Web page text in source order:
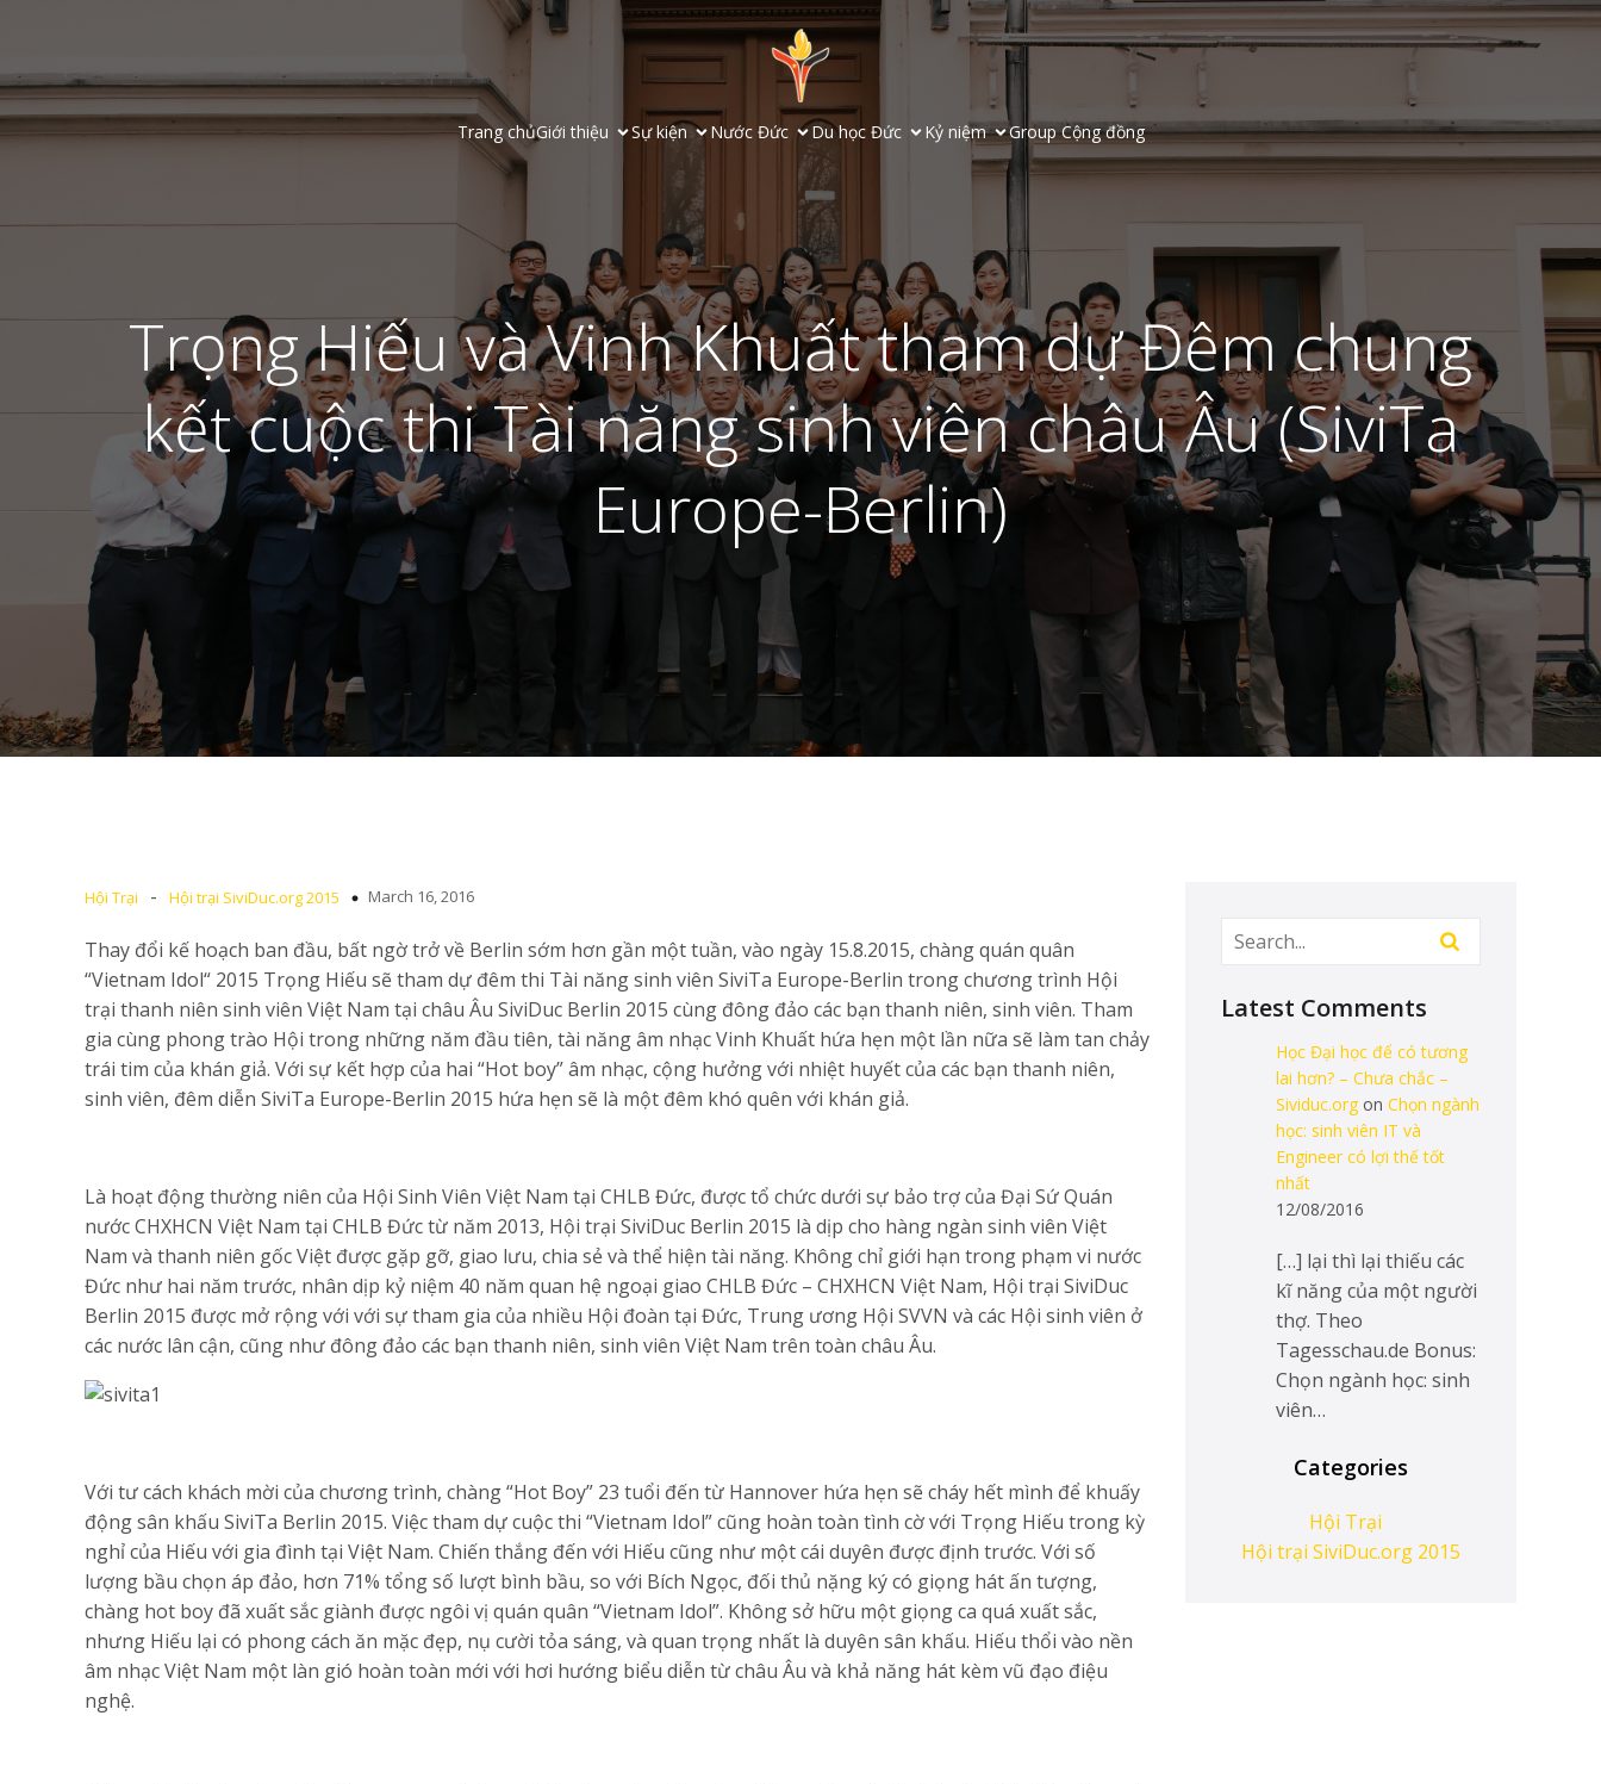
Trang chủGiới thiệu Sự kiện Nước Đức Du học Đức Kỷ niệm Group Cộng đồng
Trọng Hiếu và Vinh Khuất tham dự Đêm chung
kết cuộc thi Tài năng sinh viên châu Âu (SiviTa
Europe-Berlin)
Hội Trại - Hội trại SiviDuc.org 2015 March 16, 2016
Thay đổi kế hoạch ban đầu, bất ngờ trở về Berlin sớm hơn gần một tuần, vào ngày 15.8.2015, chàng quán quân
“Vietnam Idol“ 2015 Trọng Hiếu sẽ tham dự đêm thi Tài năng sinh viên SiviTa Europe-Berlin trong chương trình Hội
trại thanh niên sinh viên Việt Nam tại châu Âu SiviDuc Berlin 2015 cùng đông đảo các bạn thanh niên, sinh viên. Tham
gia cùng phong trào Hội trong những năm đầu tiên, tài năng âm nhạc Vinh Khuất hứa hẹn một lần nữa sẽ làm tan chảy
trái tim của khán giả. Với sự kết hợp của hai “Hot boy” âm nhạc, cộng hưởng với nhiệt huyết của các bạn thanh niên,
sinh viên, đêm diễn SiviTa Europe-Berlin 2015 hứa hẹn sẽ là một đêm khó quên với khán giả.
Là hoạt động thường niên của Hội Sinh Viên Việt Nam tại CHLB Đức, được tổ chức dưới sự bảo trợ của Đại Sứ Quán
nước CHXHCN Việt Nam tại CHLB Đức từ năm 2013, Hội trại SiviDuc Berlin 2015 là dịp cho hàng ngàn sinh viên Việt
Nam và thanh niên gốc Việt được gặp gỡ, giao lưu, chia sẻ và thể hiện tài năng. Không chỉ giới hạn trong phạm vi nước
Đức như hai năm trước, nhân dịp kỷ niệm 40 năm quan hệ ngoại giao CHLB Đức – CHXHCN Việt Nam, Hội trại SiviDuc
Berlin 2015 được mở rộng với với sự tham gia của nhiều Hội đoàn tại Đức, Trung ương Hội SVVN và các Hội sinh viên ở
các nước lân cận, cũng như đông đảo các bạn thanh niên, sinh viên Việt Nam trên toàn châu Âu.
Với tư cách khách mời của chương trình, chàng “Hot Boy” 23 tuổi đến từ Hannover hứa hẹn sẽ cháy hết mình để khuấy
động sân khấu SiviTa Berlin 2015. Việc tham dự cuộc thi “Vietnam Idol” cũng hoàn toàn tình cờ với Trọng Hiếu trong kỳ
nghỉ của Hiếu với gia đình tại Việt Nam. Chiến thắng đến với Hiếu cũng như một cái duyên được định trước. Với số
lượng bầu chọn áp đảo, hơn 71% tổng số lượt bình bầu, so với Bích Ngọc, đối thủ nặng ký có giọng hát ấn tượng,
chàng hot boy đã xuất sắc giành được ngôi vị quán quân “Vietnam Idol”. Không sở hữu một giọng ca quá xuất sắc,
nhưng Hiếu lại có phong cách ăn mặc đẹp, nụ cười tỏa sáng, và quan trọng nhất là duyên sân khấu. Hiếu thổi vào nền
âm nhạc Việt Nam một làn gió hoàn toàn mới với hơi hướng biểu diễn từ châu Âu và khả năng hát kèm vũ đạo điệu
nghệ.
Latest Comments
Học Đại học để có tương
lai hơn? – Chưa chắc –
Sividuc.orgon Chọn ngành
học: sinh viên IT và
Engineer có lợi thế tốt
nhất
12/08/2016
[…] lại thì lại thiếu các
kĩ năng của một người
thợ. Theo
Tagesschau.de Bonus:
Chọn ngành học: sinh
viên…
Categories
Hội Trại
Hội trại SiviDuc.org 2015